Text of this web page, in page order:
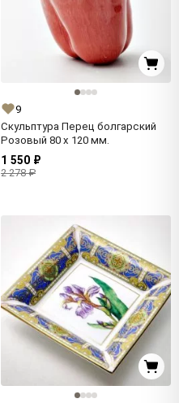
9
Скульптура Перец болгарский
Розовый 80 x 120 мм.
1 550 ₽
2 278 ₽